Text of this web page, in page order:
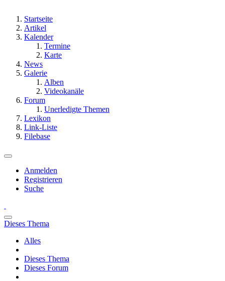
Startseite
Artikel
Kalender
Termine
Karte
News
Galerie
Alben
Videokanäle
Forum
Unerledigte Themen
Lexikon
Link-Liste
Filebase
Anmelden
Registrieren
Suche
Dieses Thema
Alles
Dieses Thema
Dieses Forum